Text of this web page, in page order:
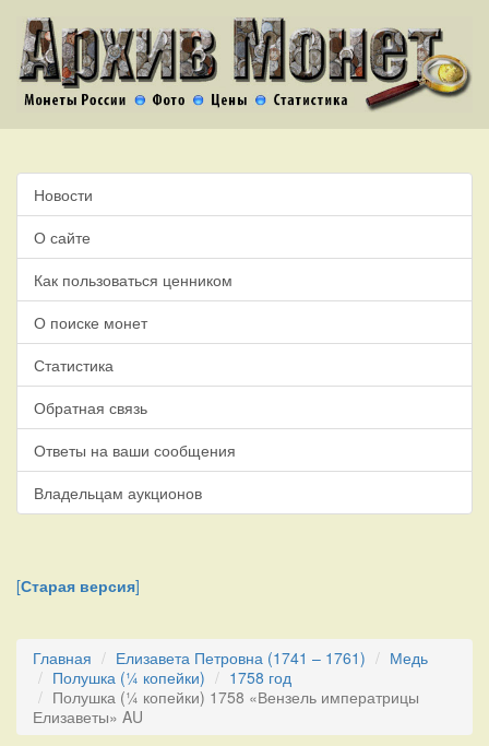
Новости
О сайте
Как пользоваться ценником
О поиске монет
Статистика
Обратная связь
Ответы на ваши сообщения
Владельцам аукционов
[Старая версия]
Главная Елизавета Петровна (1741 – 1761)
Медь
Полушка (¼ копейки)
1758 год
Полушка (¼ копейки) 1758 «Вензель императрицы
Елизаветы» AU